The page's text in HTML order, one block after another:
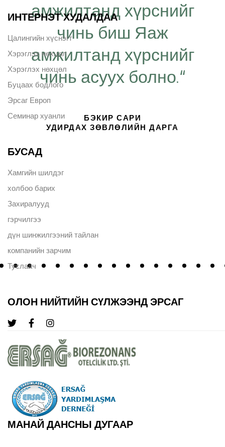
амжилтанд хүрснийг
чинь биш Яаж
амжилтанд хүрснийг
чинь асуух болно.“
БЭКИР САРИ
УДИРДАХ ЗӨВЛӨЛИЙН ДАРГА
ИНТЕРНЭТ ХУДАЛДАА
Цалингийн хүснэгт
Хэрэглэх нөхцөл
Хэрэглэх нөхцөл
Буцаах бодлого
Эрсаг Европ
Семинар хуанли
БУСАД
Хамгийн шилдэг
холбоо барих
Захиралууд
гэрчилгээ
дүн шинжилгээний тайлан
компанийн зарчим
Туслаач
ОЛОН НИЙТИЙН СҮЛЖЭЭНД ЭРСАГ
МАНАЙ ДАНСНЫ ДУГААР